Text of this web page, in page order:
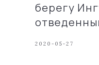
берегу
2020-05-27